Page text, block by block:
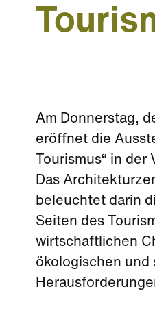
Am Donnerstag,
eröffnet die
Tourismus“ in der
Das
beleuchtet darin
Seiten des
wirtschaftlichen
ökologischen und